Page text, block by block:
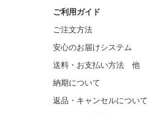
～21,000円
8,001円～
～8,000円
ご利用ガイド
ご注文方法
安心のお届けシステム
送料・お支払い方法 他
納期について
返品・キャンセルについて